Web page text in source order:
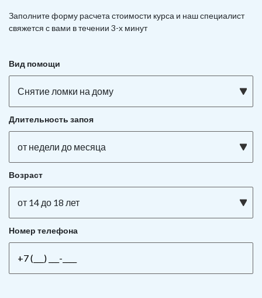
Заполните форму расчета стоимости курса и наш специалист
свяжется с вами в течении 3-х минут
Вид помощи
Снятие ломки на дому
Длительность запоя
от недели до месяца
Возраст
от 14 до 18 лет
Номер телефона